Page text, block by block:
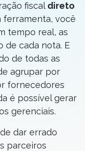
fiscal direto
ferramenta, você
tempo real, as
de cada nota. E
de todas as
agrupar por
fornecedores
é possível gerar
gerenciais.
dar errado
parceiros